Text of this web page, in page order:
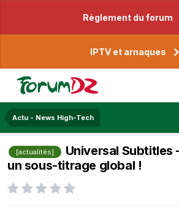
Règlement du forum
IPTV et arnaques
Actu - News High-Tech
[actualités]
Universal Subtitles
un sous-titrage global !